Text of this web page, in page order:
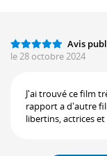
Avis
le 28 octobre 2024
J'ai trouvé ce film
rapport a d'autre
libertins, actrices